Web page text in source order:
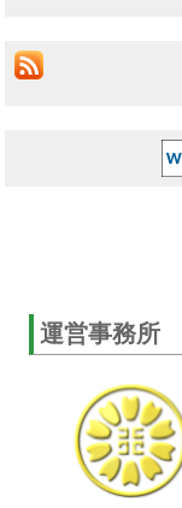
運営事務所